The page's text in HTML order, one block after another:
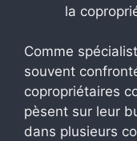
la
Comme
souvent
copropriétaires
pèsent sur leur
dans plusieurs